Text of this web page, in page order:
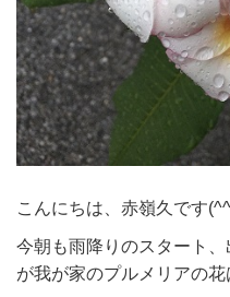
こんにちは、赤嶺久です
今朝も雨降りのスタート
が我が家のプルメリアの花